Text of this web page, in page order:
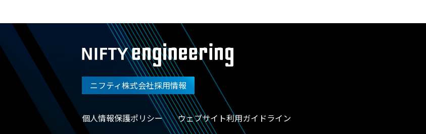
ョ
ニフティ株式会社採用情報
個人情報保護ポリシー ウェブサイト利用ガイドライン